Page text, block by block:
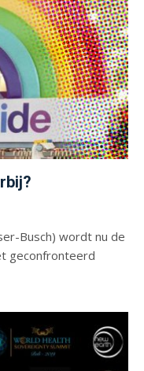
Busch) wordt nu de
geconfronteerd